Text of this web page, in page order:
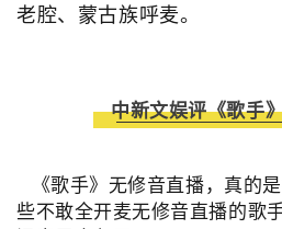
老腔、蒙古族呼麦。
中新文娱评《歌手
《歌手》无修音直播，真的
些不敢全开麦无修音直播的歌